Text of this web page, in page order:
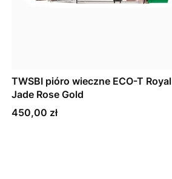
TWSBI pióro wieczne ECO-T Royal
Jade Rose Gold
Cena
450,00 zł